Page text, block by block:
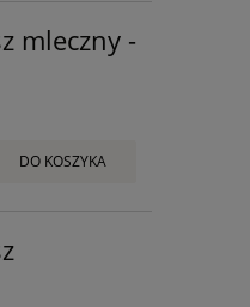
mleczny -
DO KOSZYKA